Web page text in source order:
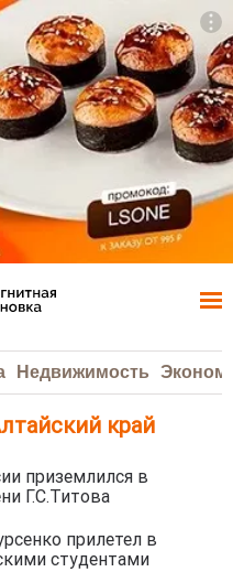
Недвижимость
край
приземлился в
Г.С.Титова
прилетел в
студентами